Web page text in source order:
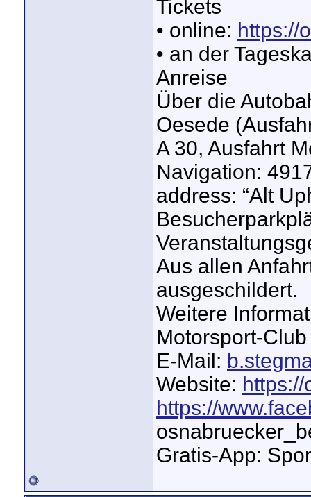
Tickets
• online: https://
• an der
Anreise
Über die
Oesede
A 30, Ausfahrt
Navigation:
address: “Alt
Aus allen
ausgeschildert.
Weitere
Motorsport-
E-Mail:
Website:
https://
Gratis-App: